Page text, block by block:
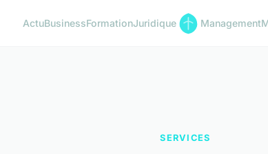
ActuBusinessFormationJuridique Management
SERVICES